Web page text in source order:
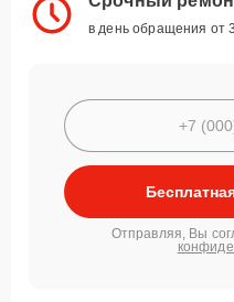
в день обращения от
Отправляя, Вы